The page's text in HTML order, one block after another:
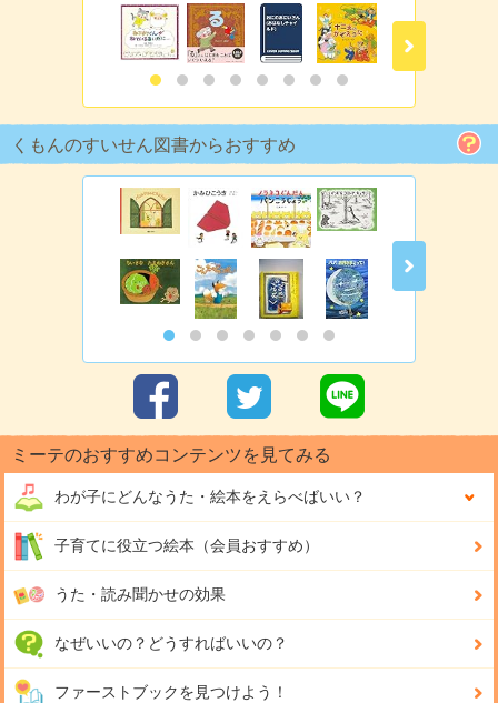
くもんのすいせん図書からおすすめ
ミーテのおすすめコンテンツを見てみる
わが子にどんなうた・絵本をえらべばいい？
子育てに役立つ絵本（会員おすすめ）
うた・読み聞かせの効果
なぜいいの？どうすればいいの？
ファーストブックを見つけよう！